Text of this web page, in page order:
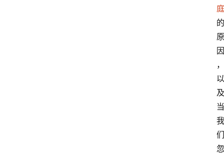
庭
的
原
因
，
以
及
当
我
们
忽